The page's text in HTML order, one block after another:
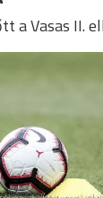
a Vasas II.